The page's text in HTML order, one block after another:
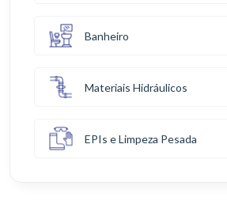
Banheiro
Materiais Hidráulicos
EPIs e Limpeza Pesada